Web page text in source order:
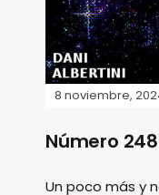
8 noviembre,
Número
Un poco más y